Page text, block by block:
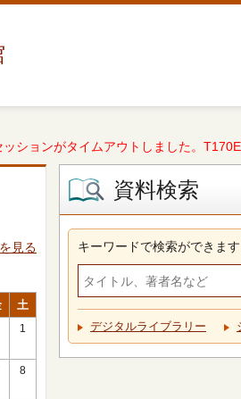
ションがタイムアウトしました。
見る
土
1
8
資料検索
キーワードで検索ができます
デジタルライブラリー